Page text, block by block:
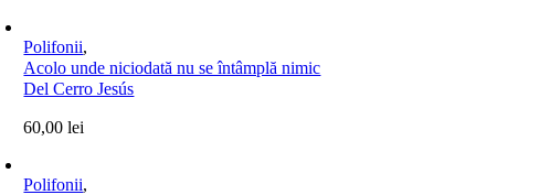
Polifonii,
Acolo unde niciodată nu se întâmplă nimic
Del Cerro Jesús
60,00lei
Polifonii,